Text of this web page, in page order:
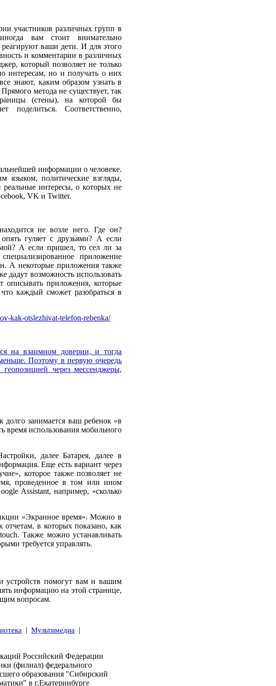
участников различных групп в
вам стоит внимательно
реагируют ваши дети. И для этого
и комментарии в различных
который позволяет не только
интересам, но и получать о них
знают, каким образом узнать в
метода не существует, так
(стены), на которой бы
поделиться. Соответственно,
информации о человеке.
языком, политические взгляды,
интересы, о которых не
VK и Twitter.
не возле него. Где он?
гуляет с друзьями? А если
А если пришел, то сел ли за
приложение
А некоторые приложения также
дадут возможность использовать
описывать приложения, которые
каждый сможет разобраться в
kak-otslezhivat-telefon-rebenka/
на взаимном доверии, и тогда
Поэтому в первую очередь
через мессенджеры,
занимается ваш ребенок «в
время использования мобильного
далее Батарея, далее в
Еще есть вариант через
которое также позволяет не
проведенное в том или ином
Assistant, например, «сколько
«Экранное время». Можно в
отчетам, в которых показано, как
touch. Также можно устанавливать
требуется управлять.
устройств помогут вам и вашим
информацию на этой странице,
вопросам.
| Мультимедиа |
Российский Федерации
(филиал) федерального
образования "Сибирский
в г.Екатеринбурге